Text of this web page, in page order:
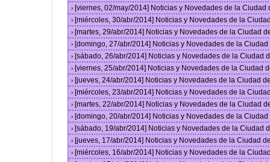
› [viernes, 02/may/2014] Noticias y Novedades de la
› [miércoles, 30/abr/2014] Noticias y Novedades de la
› [martes, 29/abr/2014] Noticias y Novedades de la Ciudad
› [domingo, 27/abr/2014] Noticias y Novedades de la
› [sábado, 26/abr/2014] Noticias y Novedades de la Ciudad
› [viernes, 25/abr/2014] Noticias y Novedades de la Ciudad
› [jueves, 24/abr/2014] Noticias y Novedades de la Ciudad
› [miércoles, 23/abr/2014] Noticias y Novedades de la
› [martes, 22/abr/2014] Noticias y Novedades de la Ciudad
› [domingo, 20/abr/2014] Noticias y Novedades de la
› [sábado, 19/abr/2014] Noticias y Novedades de la Ciudad
› [jueves, 17/abr/2014] Noticias y Novedades de la Ciudad
› [miércoles, 16/abr/2014] Noticias y Novedades de la